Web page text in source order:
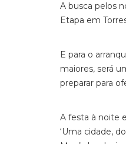
A busca pelos
Etapa em
E para o
maiores, será
preparar para
A festa à noite
‘Uma cidade,